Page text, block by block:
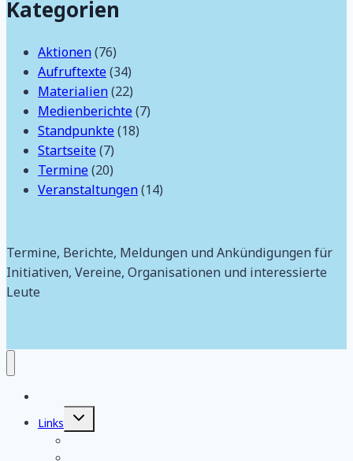
Kategorien
Aktionen(76)
Aufruftexte(34)
Materialien(22)
Medienberichte(7)
Standpunkte(18)
Startseite(7)
Termine(20)
Veranstaltungen(14)
Termine, Berichte, Meldungen und Ankündigungen für
Initiativen, Vereine, Organisationen und interessierte
Leute
Links
Untermenü